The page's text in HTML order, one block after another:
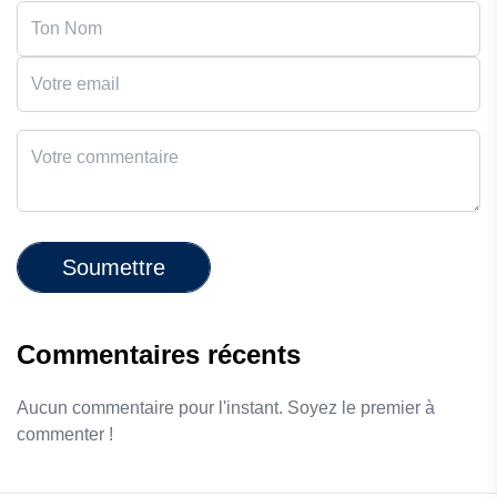
Soumettre
Commentaires récents
Aucun commentaire pour l'instant. Soyez le premier à
commenter !